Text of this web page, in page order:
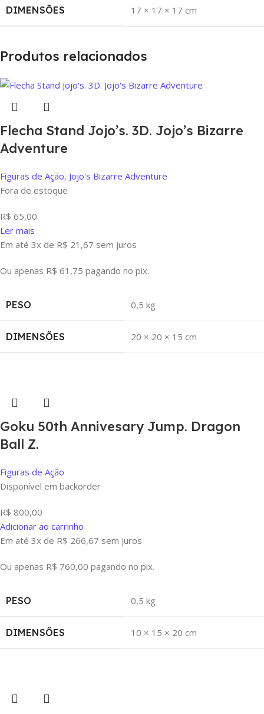
DIMENSÕES 17 × 17 × 17 cm
Produtos relacionados
Flecha Stand Jojo’s. 3D. Jojo’s Bizarre
Adventure
Figuras de Ação, Jojo's Bizarre Adventure
Fora de estoque
R$ 65,00
Ler mais
Em até 3x de R$ 21,67 sem juros
Ou apenas R$ 61,75 pagando no pix.
PESO 0,5 kg
DIMENSÕES 20 × 20 × 15 cm
Goku 50th Annivesary Jump. Dragon
Ball Z.
Figuras de Ação
Disponível em backorder
R$ 800,00
Adicionar ao carrinho
Em até 3x de R$ 266,67 sem juros
Ou apenas R$ 760,00 pagando no pix.
PESO 0,5 kg
DIMENSÕES 10 × 15 × 20 cm